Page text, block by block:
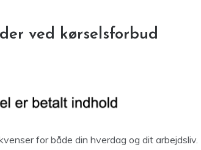
ved kørselsforbud
for både din hverdag og dit arbejdsliv.